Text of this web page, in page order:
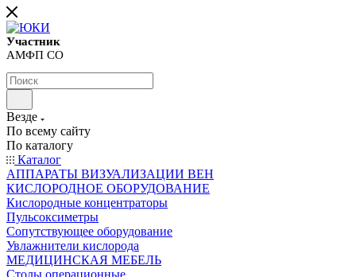
Участник
АМФП СО
Везде
По всему сайту
По каталогу
Каталог
АППАРАТЫ ВИЗУАЛИЗАЦИИ ВЕН
КИСЛОРОДНОЕ ОБОРУДОВАНИЕ
Кислородные концентраторы
Пульсоксиметры
Сопутствующее оборудование
Увлажнители кислорода
МЕДИЦИНСКАЯ МЕБЕЛЬ